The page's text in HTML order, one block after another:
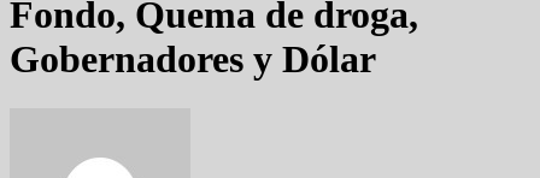
Fondo, Quema de droga,
Gobernadores y Dólar